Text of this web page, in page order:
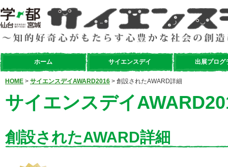
ホーム サイエンスデイ 出展プログ
HOME > サイエンスデイAWARD2016 > 創設されたAWARD詳細
サイエンスデイ
創設されたAWARD詳細